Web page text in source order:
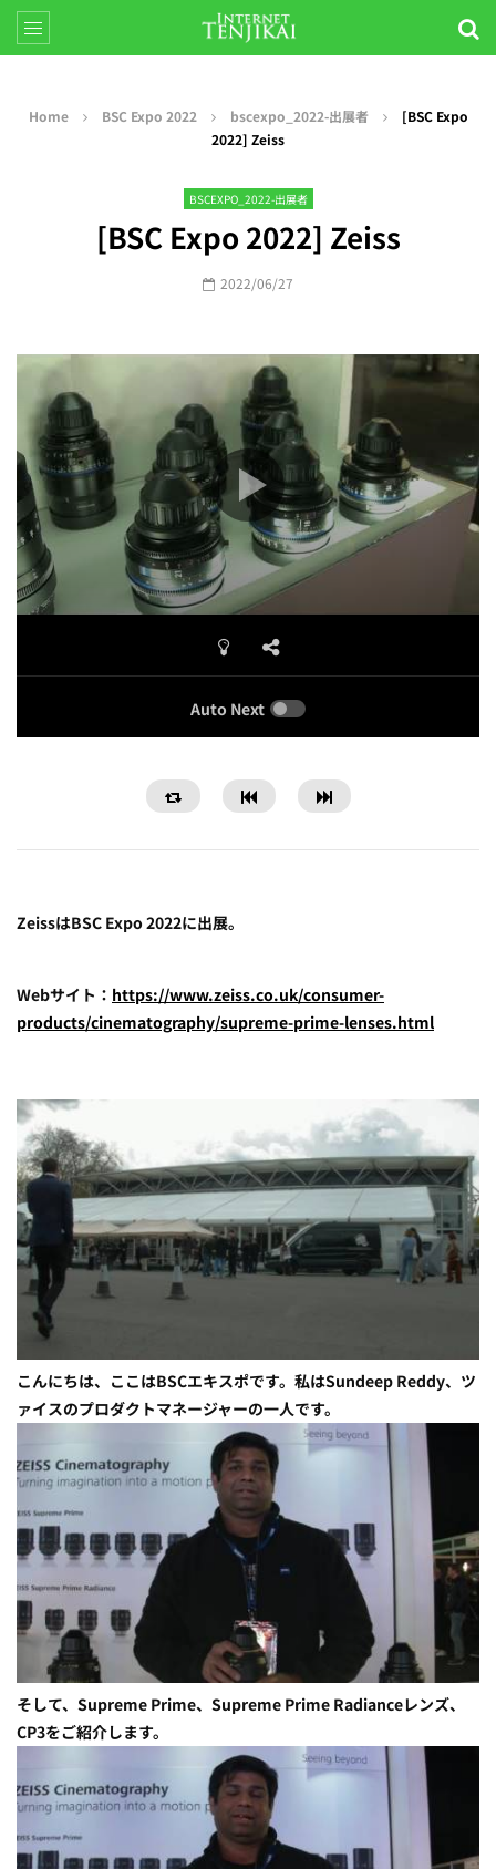
Home BSC Expo 2022 bscexpo_2022-出展者
[BSC Expo
2022] Zeiss
BSCEXPO_2022-出展者
[BSC Expo 2022] Zeiss
2022/06/27
Auto Next
ZeissはBSC Expo 2022に出展。
Webサイト： https://www.zeiss.co.uk/consumer-
products/cinematography/supreme-prime-lenses.html
こんにちは、ここはBSCエキスポです。私はSundeep Reddy、ツ
ァイスのプロダクトマネージャーの一人です。
そして、Supreme Prime、Supreme Prime Radianceレンズ、
CP3をご紹介します。